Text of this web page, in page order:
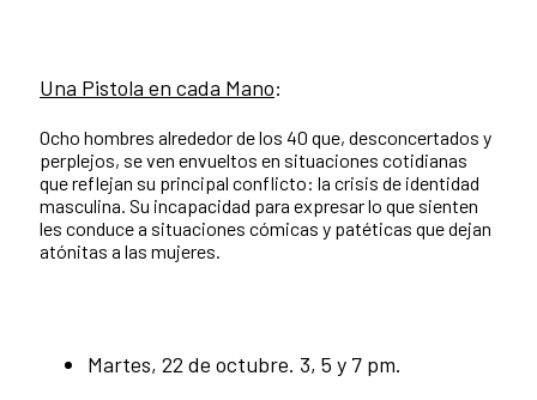
Una Pistola en cada Mano:
Ocho hombres alrededor de los 40 que, desconcertados y
perplejos, se ven envueltos en situaciones cotidianas
que reflejan su principal conflicto: la crisis de identidad
masculina. Su incapacidad para expresar lo que sienten
les conduce a situaciones cómicas y patéticas que dejan
atónitas a las mujeres.
Martes, 22 de octubre. 3, 5 y 7 pm.